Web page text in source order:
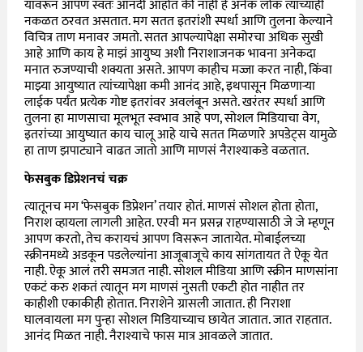
यावरून आपण स्वतः आनंदी आहोत की नाही हे अनेक लोक त्यांच्याही
नकळत ठरवत असतात. मग सतत इतरांशी स्पर्धा आणि तुलना केल्याने
विचित्र ताण मनावर जमतो. सतत आपल्यापेक्षा समोरचा अधिक सुखी
आहे आणि काय हे माझं आयुष्य अशी निराशाजनक भावना अनेकदा
मनात रुजण्याची शक्यता असते. आपण काहीच मज्जा करत नाही, किंवा
माझ्या आयुष्यात त्यांच्यापेक्षा कमी आनंद आहे, इथपासून मिळणाऱ्या
लाईक पर्यंत प्रत्येक गोष्ट इतरांवर अवलंबून असते. खरंतर स्पर्धा आणि
तुलना हा माणसाचा मूलभूत स्वभाव आहे पण, सोशल मिडियाचा वेग,
इतरांच्या आयुष्यात काय चालू आहे याचे सतत मिळणारे अपडेट्स यामुळे
हा ताण झपाट्याने वाढत जातो आणि माणसं नैराश्याकडे वळतात.
फेसबुक डिप्रेशनचं चक्र
त्यातूनच मग ‘फेसबुक डिप्रेशन’ तयार होतं. माणसं सोशल होता होता,
निराश व्हायला लागली आहेत. एरवी मन प्रसन्न राहण्यासाठी जे जे म्हणून
आपण करतो, तेच करायचं आपण विसरून जातायेत. मोबाईलच्या
स्क्रीनमध्ये अडकून पडलेल्यांना आजूबाजूचे काय सांगतायत ते ऐकू येत
नाही. ऐकू आलं तरी समजत नाही. सोशल मीडिया आणि स्क्रीन माणसांना
एकटं करु शकतं त्यातून मग माणसं नुसती एकटी होत नाहीत तर
काहीशी एकाकीही होतात. निराशेने ग्रासली जातात. ही निराशा
घालवायला मग पुन्हा सोशल मिडियाच्याच छायेत जातात. जात राहतात.
आनंद मिळत नाही. नैराश्याचे फास मात्र आवळले जातात.